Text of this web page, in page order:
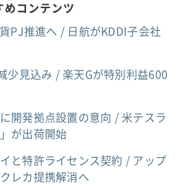
コンテンツ
PJ推進へ / 日航がKDDI子会社
少見込み / 楽天Gが特別利益600
開発拠点設置の意向 / 米テスラ
が出荷開始
と特許ライセンス契約 / アップ
レカ提携解消へ